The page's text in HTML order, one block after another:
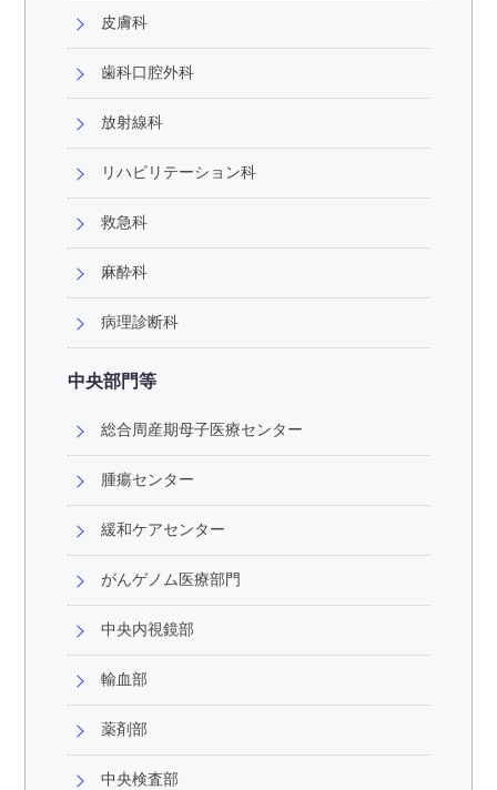
皮膚科
歯科口腔外科
放射線科
リハビリテーション科
救急科
麻酔科
病理診断科
中央部門等
総合周産期母子医療センター
腫瘍センター
緩和ケアセンター
がんゲノム医療部門
中央内視鏡部
輸血部
薬剤部
中央検査部